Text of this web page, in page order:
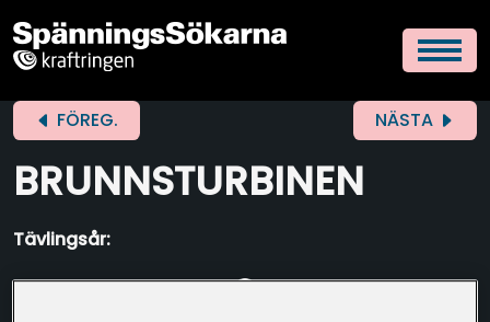
FÖREG.
BRUNNSTURBINEN
Tävlingsår:
NÄSTA